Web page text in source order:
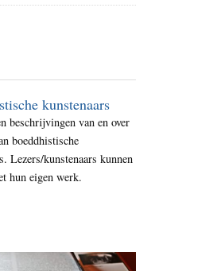
kunstenaars
beschrijvingen van en over
boeddhistische
Lezers/kunstenaars kunnen
hun eigen werk.